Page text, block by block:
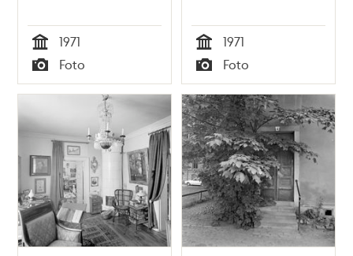
Tid
1971
Typ
Foto Tid
1971
Typ
Foto